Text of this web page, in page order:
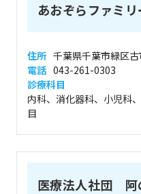
あおぞらファミ
住所 千葉県千葉市緑区
電話 043-261-0303
診療科目
内科、消化器科、小児科
目
医療法人社団